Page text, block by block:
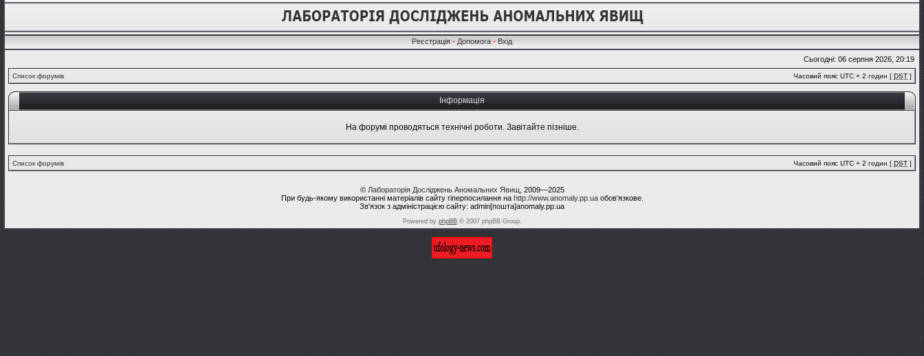
Реєстрація • Допомога • Вхід
Сьогодні: 06 серпня 2026, 20:19
Список форумів Часовий пояс UTC + 2 годин [ DST ]
Інформація
На форумі проводяться технічні роботи. Завітайте пізніше.
Список форумів Часовий пояс UTC + 2 годин [ DST ]
© Лабораторія Досліджень Аномальних Явищ , 2009—2025
При будь-якому використанні матеріалів сайту гіперпосилання на http://www.anomaly.pp.uaобов'язкове.
Зв'язок з адміністрацією сайту: admin[пошта]anomaly.pp.ua
Powered by phpBB© 2007 phpBB Group.